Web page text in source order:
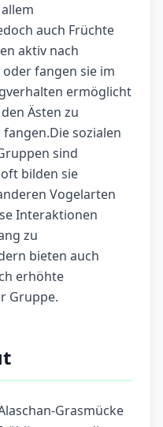
auch Früchte
aktiv nach
fangen sie im
ermöglicht
Ästen zu
sozialen
sind
bilden sie
Vogelarten
Interaktionen
zu
bieten auch
erhöhte
Gruppe.
Grasmücke